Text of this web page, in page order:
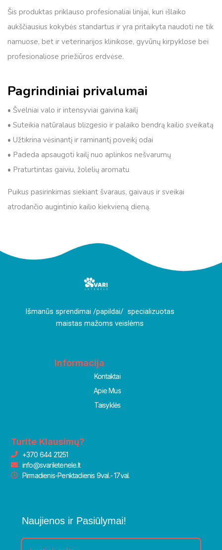
Šis produktas priklauso profesionaliai linijai, kuri išlaiko
aukščiausius kokybės standartus ir yra pritaikyta naudoti ne tik
namuose, bet ir veterinarijos klinikose, gyvūnų kirpyklose bei
profesionaliose priežiūros erdvėse.
Pagrindiniai privalumai
• Švelniai valo ir intensyviai gaivina kailį
• Suteikia natūralaus blizgesio ir palaiko bendrą kailio sveikatą
• Užtikrina vėsinantį ir raminantį poveikį odai
• Padeda apsaugoti kailį nuo aplinkos nešvarumų
• Praturtintas gaiviu, žolelių aromatu
Puikus pasirinkimas siekiant švaraus, gaivaus ir sveikai
atrodančio augintinio kailio kiekvieną dieną.
Išmanūs sprendimai /papildai/ specializuotas
maistas mažoms veislėms
Informacija
Kontaktai
Apie Mus
Taisyklės
Turite Klausimų?
+370 644 21251
info@svariletenele.lt
Pirmadienis-Penktadienis 9val.- 17val.
Naujienos ir Pasiūlymai!